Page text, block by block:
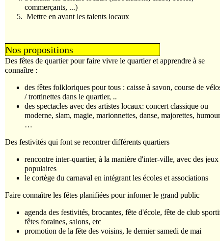
commerçants, ...)
Mettre en avant les talents locaux
Nos propositions
Des fêtes de quartier pour faire vivre le quartier et apprendre à se
connaître :
des fêtes folkloriques pour tous : caisse à savon, course de
/ trottinettes dans le quartier, ..
des spectacles avec des artistes locaux: concert classique ou
moderne, slam, magie, marionnettes, danse, majorettes, humour
…
Des festivités qui font se recontrer différents quartiers
rencontre inter-quartier, à la manière d'inter-ville, avec des jeux
populaires
le cortège du carnaval en intégrant les écoles et associations
Faire connaître les fêtes planifiées pour infomer le grand public
agenda des festivités, brocantes, fête d'école, fête de club
fêtes foraines, salons, etc
promotion de la fête des voisins, le dernier samedi de mai